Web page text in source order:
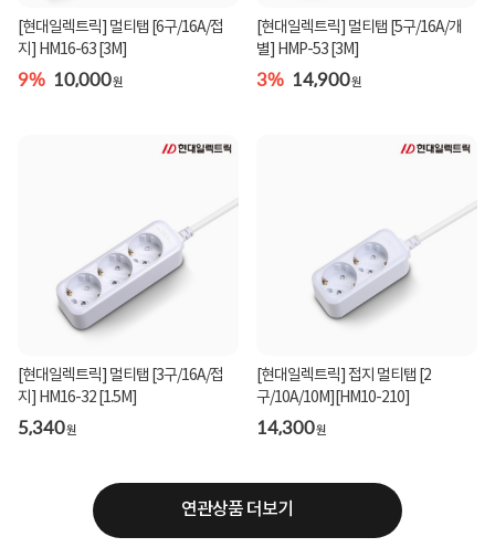
[현대일렉트릭] 멀티탭 [6구/16A/접
지] HM16-63 [3M]
9% 10,000원
[현대일렉트릭] 멀티탭 [5구/16A/개
별] HMP-53 [3M]
3% 14,900원
[현대일렉트릭] 멀티탭 [3구/16A/접
지] HM16-32 [1.5M]
5,340원
[현대일렉트릭] 접지 멀티탭 [2
구/10A/10M][HM10-210]
14,300원
연관상품 더보기